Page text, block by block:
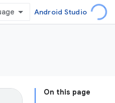
Android Studio
On this page